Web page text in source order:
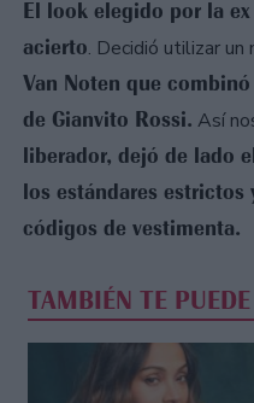
El look elegido por la
acierto. Decidió utilizar un
Van Noten que
de Gianvito Rossi. Así
liberador, dejó de lado
los estándares estrictos
códigos de vestimenta.
TAMBIÉN TE